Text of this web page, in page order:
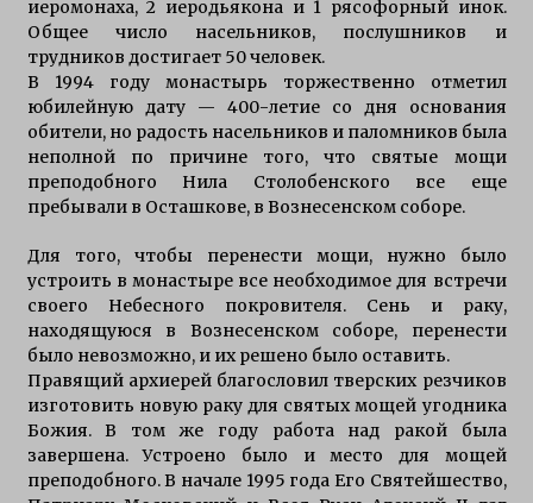
иеромонаха, 2 иеродьякона и 1 рясофорный инок.
Общее число насельников, послушников и
трудников достигает 50 человек.
В 1994 году монастырь торжественно отметил
юбилейную дату — 400-летие со дня основания
обители, но радость насельников и паломников была
неполной по причине того, что святые мощи
преподобного Нила Столобенского все еще
пребывали в Осташкове, в Вознесенском соборе.
Для того, чтобы перенести мощи, нужно было
устроить в монастыре все необходимое для встречи
своего Небесного покровителя. Сень и раку,
находящуюся в Вознесенском соборе, перенести
было невозможно, и их решено было оставить.
Правящий архиерей благословил тверских резчиков
изготовить новую раку для святых мощей угодника
Божия. В том же году работа над ракой была
завершена. Устроено было и место для мощей
преподобного. В начале 1995 года Его Святейшество,